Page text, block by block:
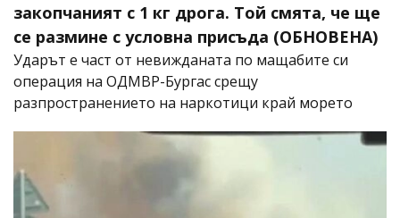
закопчаният с 1 кг дрога. Той смята, че ще
се размине с условна присъда (ОБНОВЕНА)
Ударът е част от невижданата по мащабите си
операция на ОДМВР-Бургас срещу
разпространението на наркотици край морето